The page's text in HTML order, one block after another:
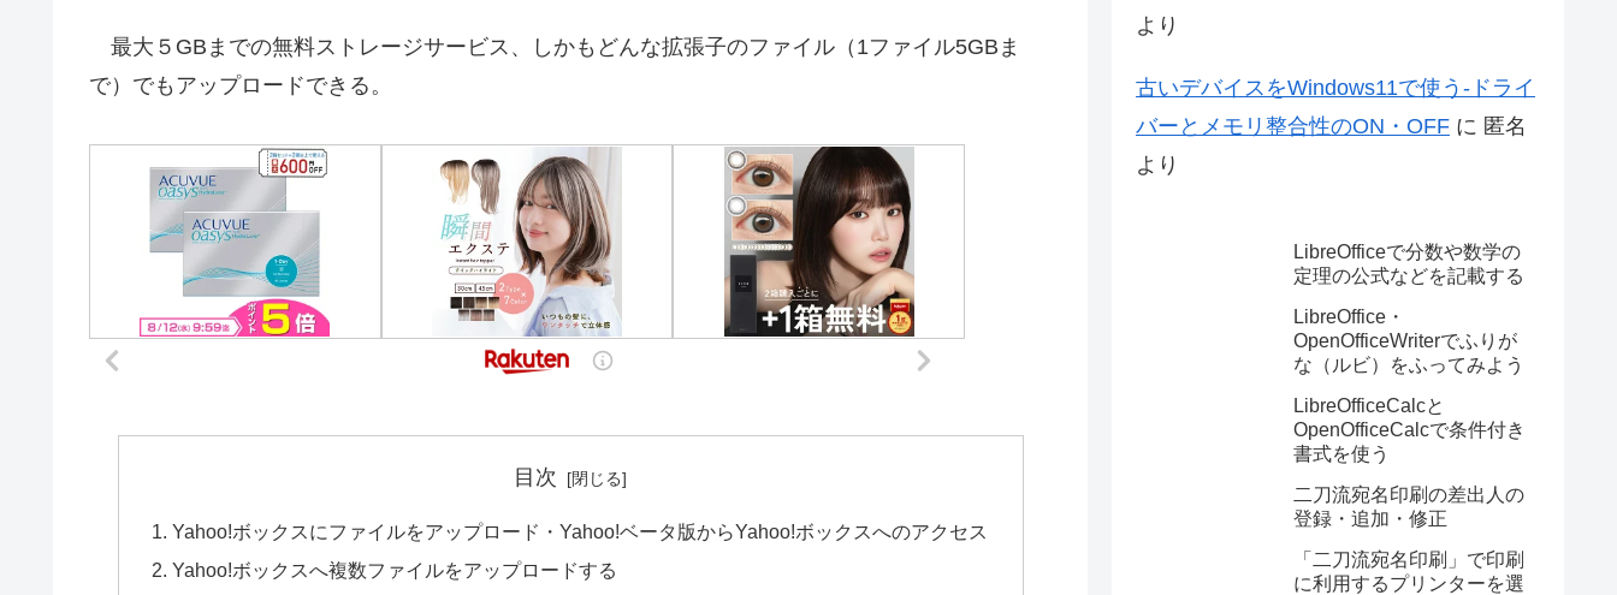
最大５GBまでの無料ストレージサービス、しかもどんな拡張子のファイル（1ファイル5GBま
で）でもアップロードできる。
目次
Yahoo!ボックスにファイルをアップロード・Yahoo!ベータ版からYahoo!ボックスへのアクセス
Yahoo!ボックスへ複数ファイルをアップロードする
より
古いデバイスをWindows11で使う-ドライ
バーとメモリ整合性のON・OFF に 匿名
より
LibreOfficeで分数や数学の
定理の公式などを記載する
LibreOffice・
OpenOfficeWriterでふりが
な（ルビ）をふってみよう
LibreOfficeCalcと
OpenOfficeCalcで条件付き
書式を使う
二刀流宛名印刷の差出人の
登録・追加・修正
「二刀流宛名印刷」で印刷
に利用するプリンターを選